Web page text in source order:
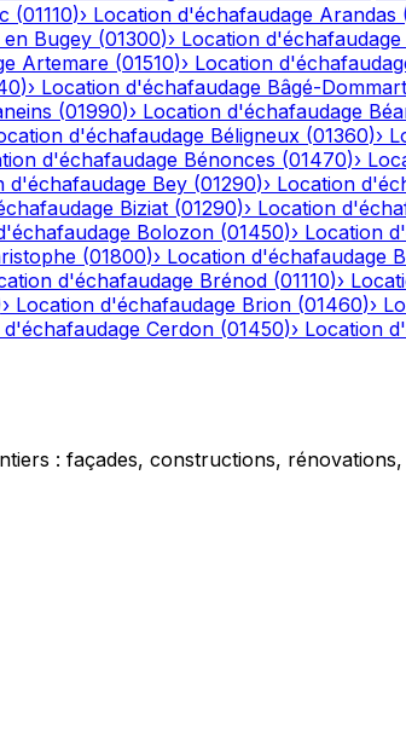
(01110)› Location d'échafaudage Arandas
Bugey (01300)› Location d'échafaudage
Artemare (01510)› Location
)› Location d'échafaudage Bâgé-
(01990)› Location d'échafaudage
d'échafaudage Béligneux (01360)›
d'échafaudage Bénonces (01470)›
d'échafaudage Bey (01290)› Location
Biziat (01290)› Location
Bolozon (01450)› Location
(01800)› Location d'échafaudage
d'échafaudage Brénod (01110)›
› Location d'échafaudage Brion (01460)›
Cerdon (01450)› Location
: façades, constructions,